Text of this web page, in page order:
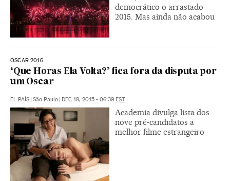
democrático o arrastado
2015. Mas ainda não acabou
OSCAR 2016
‘Que Horas Ela Volta?’ fica fora da disputa por
um Oscar
EL PAÍS | São Paulo | DEC 18, 2015 - 06:39 EST
Academia divulga lista dos
nove pré-candidatos a
melhor filme estrangeiro